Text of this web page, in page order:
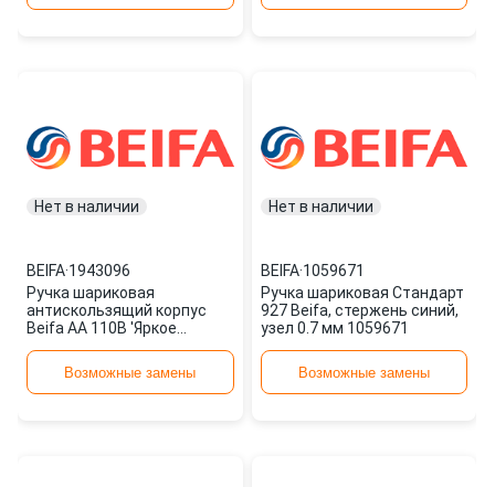
Нет в наличии
BEIFA·1943096
Ручка шариковая
антискользящий корпус
Beifa АА 110В 'Яркое
металлический наконечни
1943096Возможные замены
Нет в наличии
BEIFA·1059671
Ручка шариковая Стандарт
927 Beifa, стержень синий,
узел 0.7 мм 1059671
Возможные замены